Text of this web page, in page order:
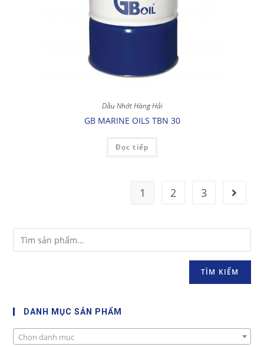
Dầu Nhớt Hàng Hải
GB MARINE OILS TBN 30
Đọc tiếp
1 2 3
TÌM KIẾM
DANH MỤC SẢN PHẨM
Chọn danh mục